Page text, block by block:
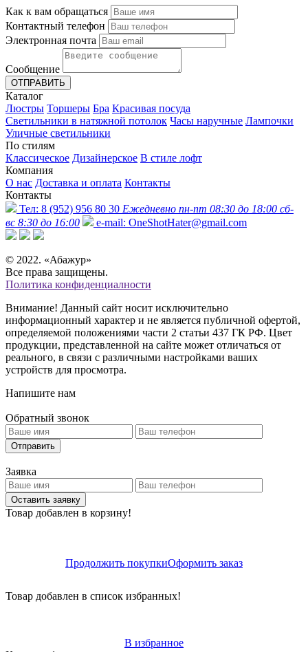
Как к вам обращаться
Контактный телефон
Электронная почта
Сообщение
ОТПРАВИТЬ
Каталог
Люстры Торшеры Бра Красивая посуда
Светильники в натяжной потолок Часы наручные Лампочки
Уличные светильники
По стилям
Классическое Дизайнерское В стиле лофт
Компания
О нас Доставка и оплата Контакты
Контакты
Тел: 8 (952) 956 80 30 Ежедневно пн-пт 08:30 до 18:00 сб-
вс 8:30 до 16:00
e-mail: OneShotHater@gmail.com
© 2022. «Абажур»
Все права защищены.
Политика конфиденциалности
Внимание! Данный сайт носит исключительно
информационный характер и не является публичной офертой,
определяемой положениями части 2 статьи 437 ГК РФ. Цвет
продукции, представленной на сайте может отличаться от
реального, в связи с различными настройками ваших
устройств для просмотра.
Напишите нам
Обратный звонок
Отправить
Заявка
Оставить заявку
Товар добавлен в корзину!
Продолжить покупкиОформить заказ
Товар добавлен в список избранных!
В избранное